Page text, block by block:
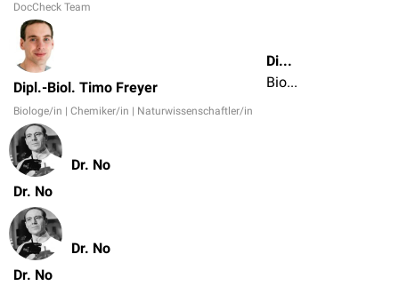
DocCheck Team
Dipl.-Biol. Timo Freyer
Biologe/in | Chemiker/in | Naturwissenschaftler/in
Dipl.-Biol. Timo Freyer
Biologe/in | Chemiker/in | Naturwissenschaftler/in
Dr. No
Dr. No
Dr. No
Dr. No